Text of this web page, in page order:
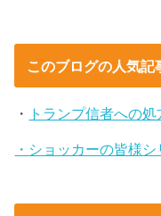
このブログの人気記
・ トランプ信者への
・ショッカーの皆様